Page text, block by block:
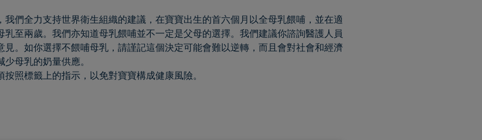
們全力支持世界衛生組織的建議，在寶寶出生的首六個月以全母乳餵哺，並在適
至兩歲。我們亦知道母乳餵哺並不一定是父母的選擇。我們建議你諮詢醫護人員
。如你選擇不餵哺母乳，請謹記這個決定可能會難以逆轉，而且會對社會和經濟
母乳的奶量供應。
照標籤上的指示，以免對寶寶構成健康風險。